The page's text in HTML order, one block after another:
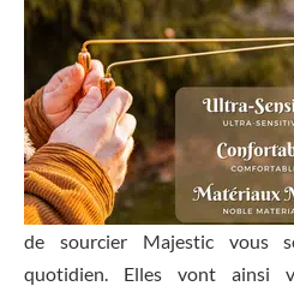
de sourcier Majestic vous
quotidien. Elles vont ainsi